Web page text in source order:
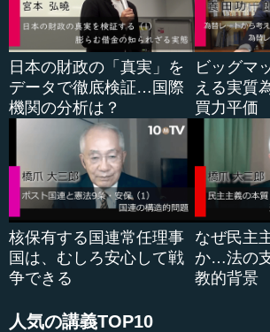
そして、これは、現地調査旅行から直
りますが、この書物のキーフィギュアで
ム・カラベキル将軍を埋葬している、国
念碑の前にあるわけです。右上に「キャ
キル」とあるのがお分かりいただけるか
場所には、神蔵孝之氏とも一緒に行って
最後にこの写真は、カラベキルの三女
と一緒です。ここはもともとカラベキと
あったところで、それが今は改築されま
ム・カラベキル博物館、ミュゼになって
峡を隔ててアジア側のイスタンブール、
日本の財政の「真実」を
データで徹底検証…国際
機関の分析は？
ビッグマ
える実質
買力平価
核保有する国連常任理事
国は、むしろ安心して戦
争できる
なぜ民主
か…法の
教的背景
人気の講義TOP10